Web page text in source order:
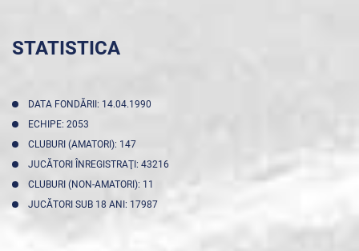
STATISTICA
DATA FONDĂRII: 14.04.1990
ECHIPE: 2053
CLUBURI (AMATORI): 147
JUCĂTORI ÎNREGISTRAŢI: 43216
CLUBURI (NON-AMATORI): 11
JUCĂTORI SUB 18 ANI: 17987